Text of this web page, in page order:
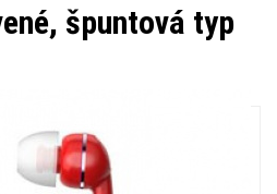
špuntová typ